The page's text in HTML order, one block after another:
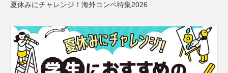
夏休みにチャレンジ！海外コンペ特集2026